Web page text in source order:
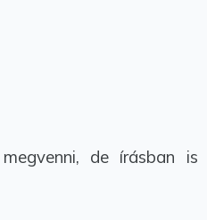
de írásban is